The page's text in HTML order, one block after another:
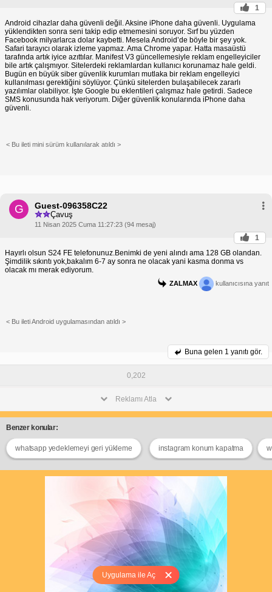
Uygulama ile Aç
1
Android cihazlar daha güvenli değil. Aksine iPhone daha güvenli. Uygulama
yüklendikten sonra seni takip edip etmemesini soruyor. Sırf bu yüzden
Facebook milyarlarca dolar kaybetti. Mesela Android’de böyle bir şey yok.
Safari tarayıcı olarak izleme yapmaz. Ama Chrome yapar. Hatta masaüstü
tarafında artık iyice azıttılar. Manifest V3 güncellemesiyle reklam engelleyiciler
bile artık çalışmıyor. Sitelerdeki reklamlardan kullanıcı korunamaz hale geldi.
Bugün en büyük siber güvenlik kurumları mutlaka bir reklam engelleyici
kullanılması gerektiğini söylüyor. Çünkü sitelerden bulaşabilecek zararlı
yazılımlar olabiliyor. İşte Google bu eklentileri çalışmaz hale getirdi. Sadece
SMS konusunda hak veriyorum. Diğer güvenlik konularında iPhone daha
güvenli.
< Bu ileti mini sürüm kullanılarak atıldı >
G Guest-096358C22
Çavuş
11 Nisan 2025 Cuma 11:27:23 (94 mesaj)
1
Hayırlı olsun S24 FE telefonunuz.Benimki de yeni alındı ama 128 GB olandan.
Şimdilik sıkıntı yok,bakalım 6-7 ay sonra ne olacak yani kasma donma vs
olacak mı merak ediyorum.
ZALMAX kullanıcısına yanıt
< Bu ileti Android uygulamasından atıldı >
Buna gelen 1 yanıtı gör.
0,202
Reklamı Atla
Benzer konular:
whatsapp yedeklemeyi geri yükleme instagram konum kapatma